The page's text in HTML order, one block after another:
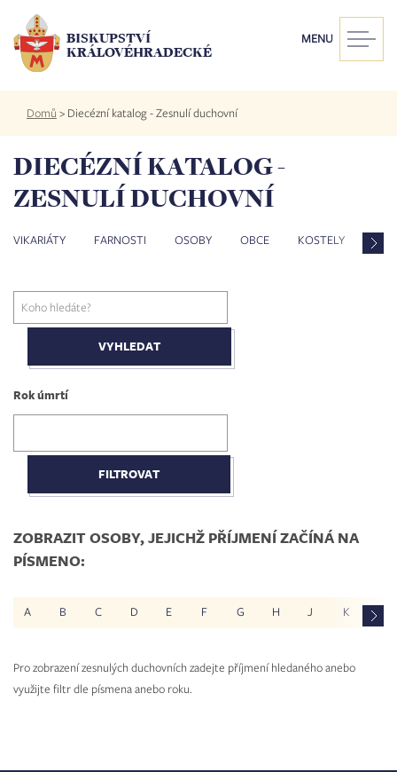
hlavnímu
obsahu
BISKUPSTVÍ
KRÁLOVÉHRADECKÉ
MENU
Drobečková
navigace
Domů > Diecézní katalog - Zesnulí duchovní
DIECÉZNÍ KATALOG -
ZESNULÍ DUCHOVNÍ
VIKARIÁTY FARNOSTI OSOBY OBCE KOSTELY
Rok úmrtí
ZOBRAZIT OSOBY, JEJICHŽ PŘÍJMENÍ ZAČÍNÁ NA
PÍSMENO:
A B C D E F G H J K
Pro zobrazení zesnulých duchovních zadejte příjmení hledaného anebo
využijte filtr dle písmena anebo roku.